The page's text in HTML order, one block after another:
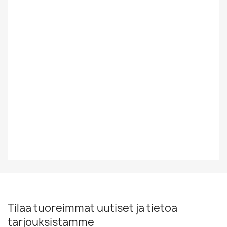
Tilaa tuoreimmat uutiset ja tietoa
tarjouksistamme